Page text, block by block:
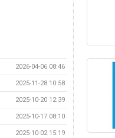
2026-04-06 08:46
2025-11-28 10:58
2025-10-20 12:39
2025-10-17 08:10
2025-10-02 15:19